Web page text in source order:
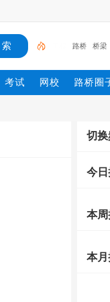
桥梁 施工
水泥垫块 钢筋水
考试 网校 路桥圈
切
今
本
本